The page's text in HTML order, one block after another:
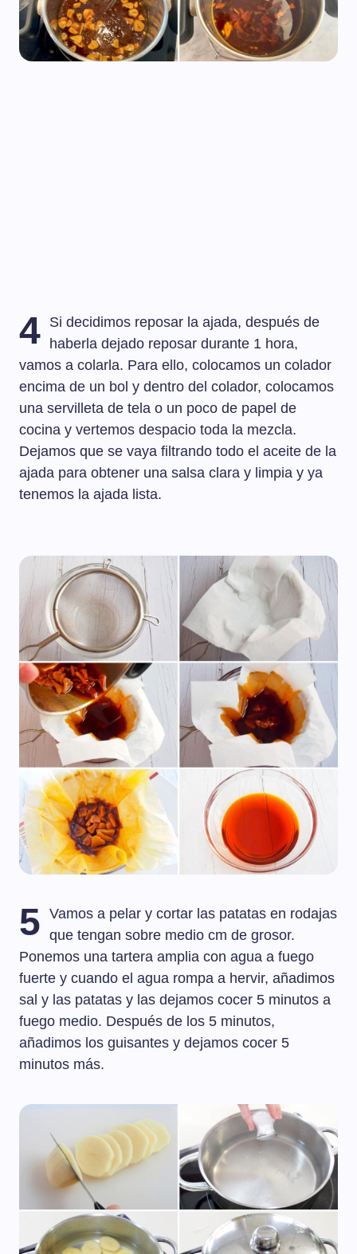
4 Si decidimos reposar la ajada, después de
haberla dejado reposar durante 1 hora,
vamos a colarla. Para ello, colocamos un colador
encima de un bol y dentro del colador, colocamos
una servilleta de tela o un poco de papel de
cocina y vertemos despacio toda la mezcla.
Dejamos que se vaya filtrando todo el aceite de la
ajada para obtener una salsa clara y limpia y ya
tenemos la ajada lista.
5
Vamos a pelar y cortar las patatas en rodajas
que tengan sobre medio cm de grosor.
Ponemos una tartera amplia con agua a fuego
fuerte y cuando el agua rompa a hervir, añadimos
sal y las patatas y las dejamos cocer 5 minutos a
fuego medio. Después de los 5 minutos,
añadimos los guisantes y dejamos cocer 5
minutos más.